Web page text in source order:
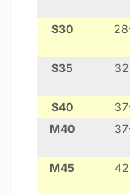
S30
S35
S40
М40
М45